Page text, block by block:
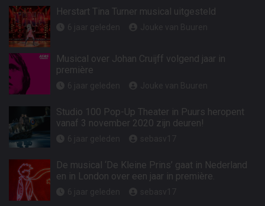
Herstart Tina Turner musical uitgesteld
Musical over Johan Cruijff volgend jaar in
première
Studio 100 Pop-Up Theater in Puurs heropent
vanaf 3 november 2020 zijn deuren!
De musical ‘De Kleine Prins’ gaat in Nederland
en in London over een jaar in première.